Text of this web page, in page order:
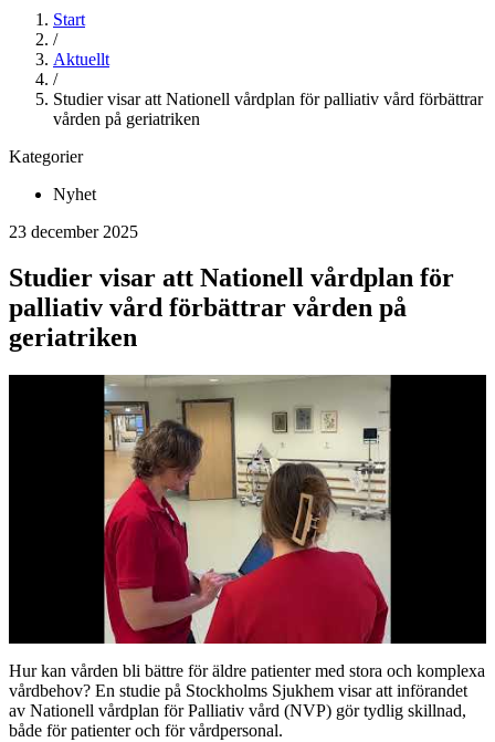
Start
/
Aktuellt
/
Studier visar att Nationell vårdplan för palliativ vård förbättrar
vården på geriatriken
Kategorier
Nyhet
23 december 2025
Studier visar att Nationell vårdplan för
palliativ vård förbättrar vården på
geriatriken
Hur kan vården bli bättre för äldre patienter med stora och komplexa
vårdbehov? En studie på Stockholms Sjukhem visar att införandet
av Nationell vårdplan för Palliativ vård (NVP) gör tydlig skillnad,
både för patienter och för vårdpersonal.